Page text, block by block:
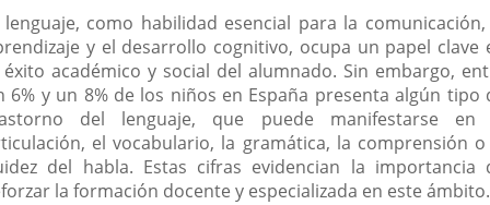
lenguaje, como habilidad esencial para la
y el desarrollo cognitivo, ocupa un papel clave
académico y social del alumnado. Sin embargo,
6% y un 8% de los niños en España presenta algún tipo
del lenguaje, que puede manifestarse en
el vocabulario, la gramática, la comprensión
del habla. Estas cifras evidencian la importancia
la formación docente y especializada en este ámbito.